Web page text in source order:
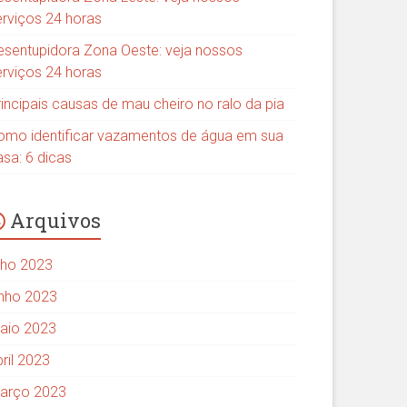
24 horas
Zona Oeste: veja nossos
24 horas
causas de mau cheiro no ralo da pia
identificar vazamentos de água em sua
6 dicas
Arquivos
2023
2023
2023
2023
2023